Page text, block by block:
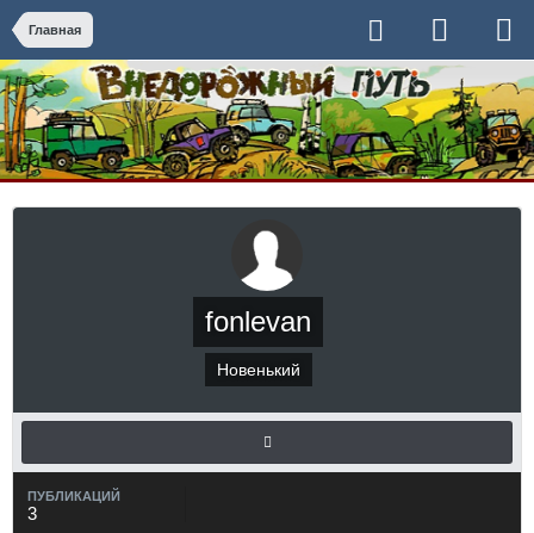
Главная
fonlevan
Новенький
ПУБЛИКАЦИЙ
3